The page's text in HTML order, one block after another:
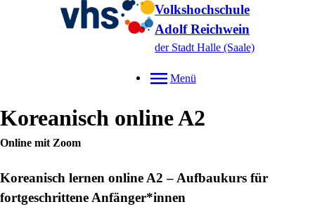
Volkshochschule
Adolf Reichwein
der Stadt Halle (Saale)
Menü
Koreanisch online A2
Online mit Zoom
Koreanisch lernen online A2 – Aufbaukurs für
fortgeschrittene Anfänger*innen